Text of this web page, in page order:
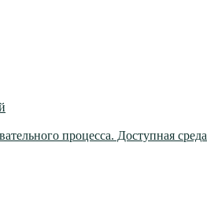
процесса. Доступная среда